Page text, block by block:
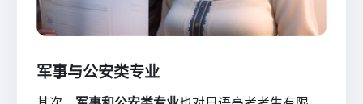
军事与公安类专业